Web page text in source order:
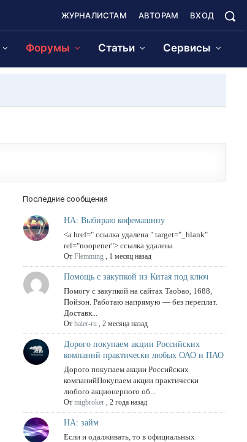
ЖУРНАЛИСТАМ АВТОРАМ ВХОД
Форумы Статьи Сервисы
Последние сообщения
НА: Выбираю кофемашину
<a href=" ссылка удалена " target="_blank"
rel="noopener"> ссылка удалена
ОтFlemming , 1 месяц назад
Помощь с закупкой из Китая под ключ
Помогу с закупкой на сайтах Taobao, 1688,
Пойзон. Работаю напрямую — без переплат.
Доставк...
Отbaier-ru ,2 месяца назад
Дорого покупаем акции Российских
компаний практически любых ОАО и ПАО
Дорого покупаем акции Российских
компанийПокупаем акции практически
любого акционерного об...
Отmigbroker ,2 года назад
НА: займ
Если и одалживать, то в официальных